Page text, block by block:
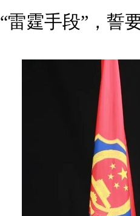
“雷霆手段”，誓